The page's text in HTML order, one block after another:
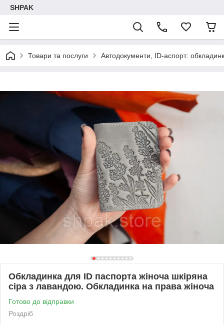
SHPAK
Товари та послуги Автодокументи, ID-аспорт:
Обкладинка для ID паспорта жіноча шкіряна
сіра з лавандою. Обкладинка на права жіноча
Готово до відправки
Роздріб